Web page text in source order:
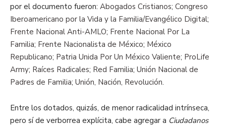
por el documento fueron: Abogados Cristianos; Congreso
Iberoamericano por la Vida y la Familia/Evangélico Digital;
Frente Nacional Anti-AMLO; Frente Nacional Por La
Familia; Frente Nacionalista de México; México
Republicano; Patria Unida Por Un México Valiente; ProLife
Army; Raíces Radicales; Red Familia; Unión Nacional de
Padres de Familia; Unión, Nación, Revolución.
Entre los dotados, quizás, de menor radicalidad intrínseca,
pero sí de verborrea explícita, cabe agregar a Ciudadanos